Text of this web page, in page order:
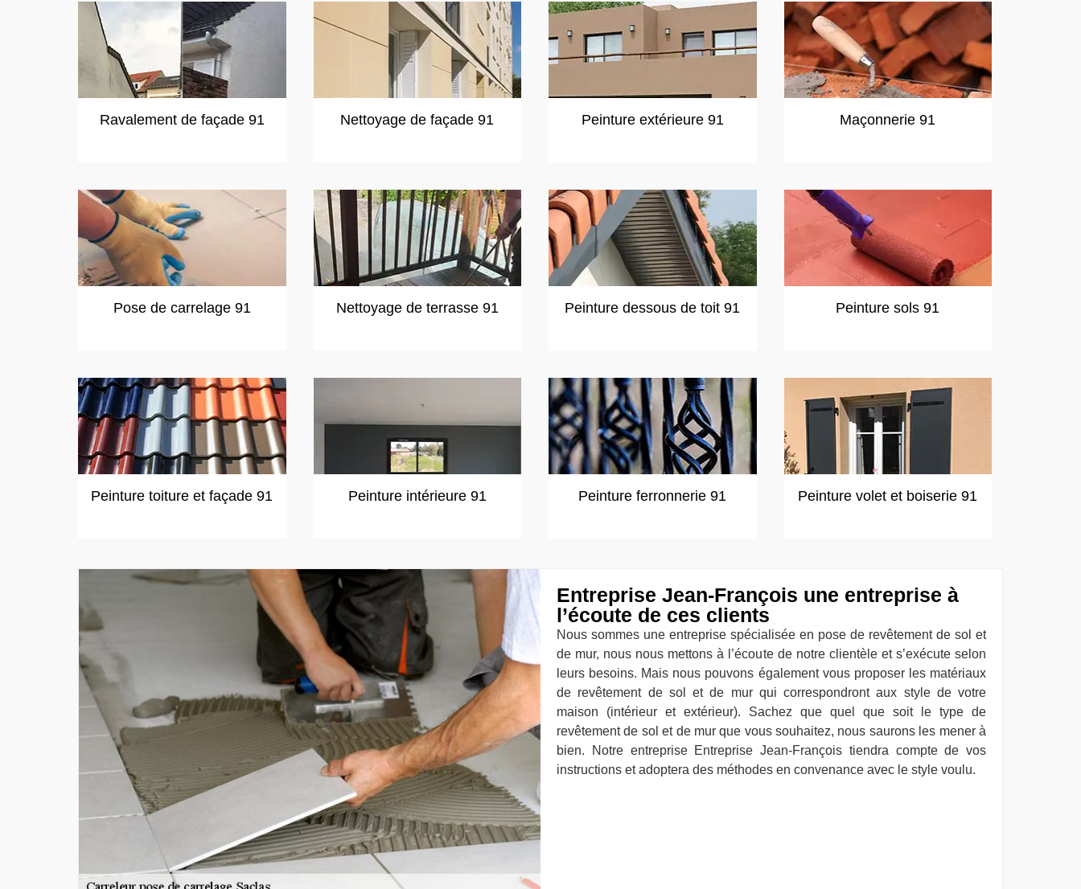
Ravalement de façade 91 Nettoyage de façade 91 Peinture extérieure 91 Maçonnerie 91
Pose de carrelage 91 Nettoyage de terrasse 91 Peinture dessous de toit 91 Peinture sols 91
Peinture toiture et façade 91 Peinture intérieure 91 Peinture ferronnerie 91 Peinture volet et boiserie 91
Entreprise Jean-François une entreprise à
l’écoute de ces clients
Nous sommes une entreprise spécialisée en pose de revêtement de sol et
de mur, nous nous mettons à l’écoute de notre clientèle et s’exécute selon
leurs besoins. Mais nous pouvons également vous proposer les matériaux
de revêtement de sol et de mur qui correspondront aux style de votre
maison (intérieur et extérieur). Sachez que quel que soit le type de
revêtement de sol et de mur que vous souhaitez, nous saurons les mener à
bien. Notre entreprise Entreprise Jean-François tiendra compte de vos
instructions et adoptera des méthodes en convenance avec le style voulu.